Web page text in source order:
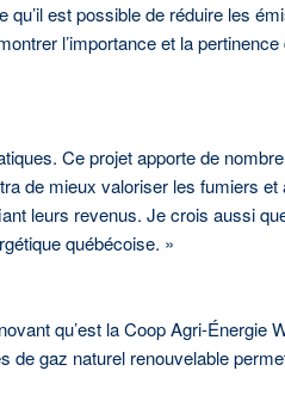
est possible de réduire les
l’importance et la pertinence
Ce projet apporte de
de mieux valoriser les fumiers et
leurs revenus. Je crois aussi
québécoise. »
qu’est la Coop Agri-Énergie
de gaz naturel renouvelable